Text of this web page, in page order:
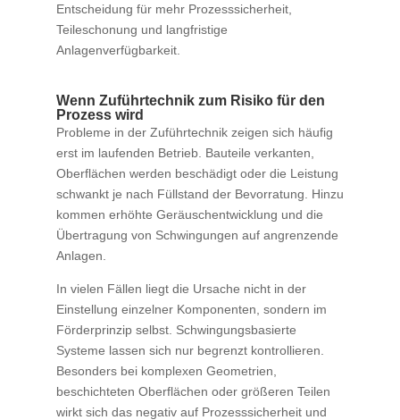
Entscheidung für mehr Prozesssicherheit,
Teileschonung und langfristige
Anlagenverfügbarkeit.​
Wenn Zuführtechnik zum Risiko für den
Prozess wird
Probleme in der Zuführtechnik zeigen sich häufig
erst im laufenden Betrieb. Bauteile verkanten,
Oberflächen werden beschädigt oder die Leistung
schwankt je nach Füllstand der Bevorratung. Hinzu
kommen erhöhte Geräuschentwicklung und die
Übertragung von Schwingungen auf angrenzende
Anlagen.
In vielen Fällen liegt die Ursache nicht in der
Einstellung einzelner Komponenten, sondern im
Förderprinzip selbst. Schwingungsbasierte
Systeme lassen sich nur begrenzt kontrollieren.
Besonders bei komplexen Geometrien,
beschichteten Oberflächen oder größeren Teilen
wirkt sich das negativ auf Prozesssicherheit und